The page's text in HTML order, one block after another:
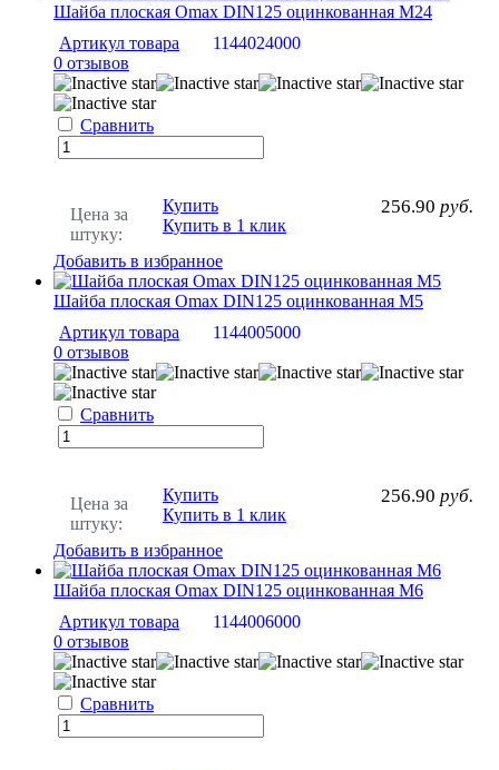
Шайба плоская Omax DIN125 оцинкованная М24
Артикул товара
1144024000
0 отзывов
Сравнить
Цена за
штуку:
256.90 руб.
Купить
Купить в 1 клик
Добавить в избранное
Шайба плоская Omax DIN125 оцинкованная М5
Артикул товара
1144005000
0 отзывов
Сравнить
Цена за
штуку:
256.90 руб.
Купить
Купить в 1 клик
Добавить в избранное
Шайба плоская Omax DIN125 оцинкованная М6
Артикул товара
1144006000
0 отзывов
Сравнить